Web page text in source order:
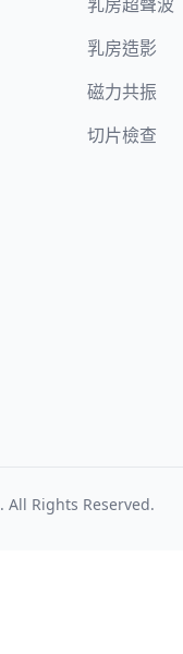
乳房造影
磁力共振
切片檢查
. All Rights Reserved.